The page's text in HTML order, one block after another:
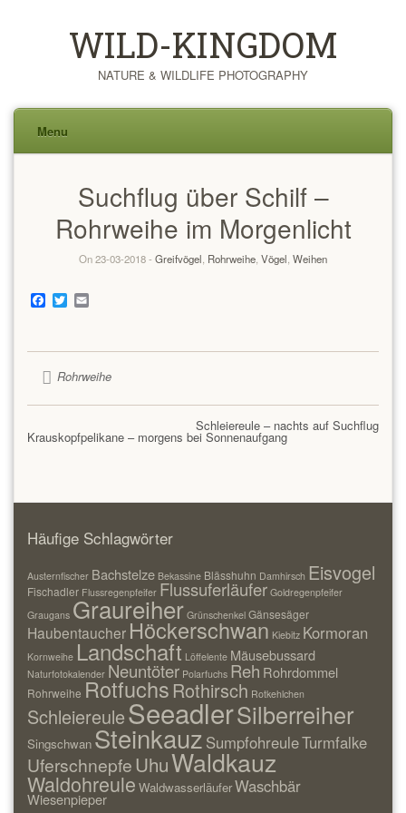
WILD-KINGDOM
NATURE & WILDLIFE PHOTOGRAPHY
Menu
Suchflug über Schilf –
Rohrweihe im Morgenlicht
On 23-03-2018 - Greifvögel Rohrweihe Vögel Weihen
Facebook
TwitterEmail
Rohrweihe
Schleiereule – nachts auf Suchflug
Krauskopfpelikane – morgens bei Sonnenaufgang
Häufige Schlagwörter
Austernfischer Bachstelze Bekassine Blässhuhn Damhirsch Eisvogel
Fischadler Flussregenpfeifer Flussuferläufer Goldregenpfeifer
Graugans Graureiher Grünschenkel Gänsesäger
Haubentaucher Höckerschwan Kiebitz Kormoran
Kornweihe Landschaft Löffelente Mäusebussard
Naturfotokalender Neuntöter Polarfuchs Reh Rohrdommel
Rohrweihe Rotfuchs Rothirsch Rotkehlchen
SchleiereuleSeeadlerSilberreiher
Singschwan Steinkauz SumpfohreuleTurmfalke
UferschnepfeUhuWaldkauz
Waldohreule WaldwasserläuferWaschbär
Wiesenpieper